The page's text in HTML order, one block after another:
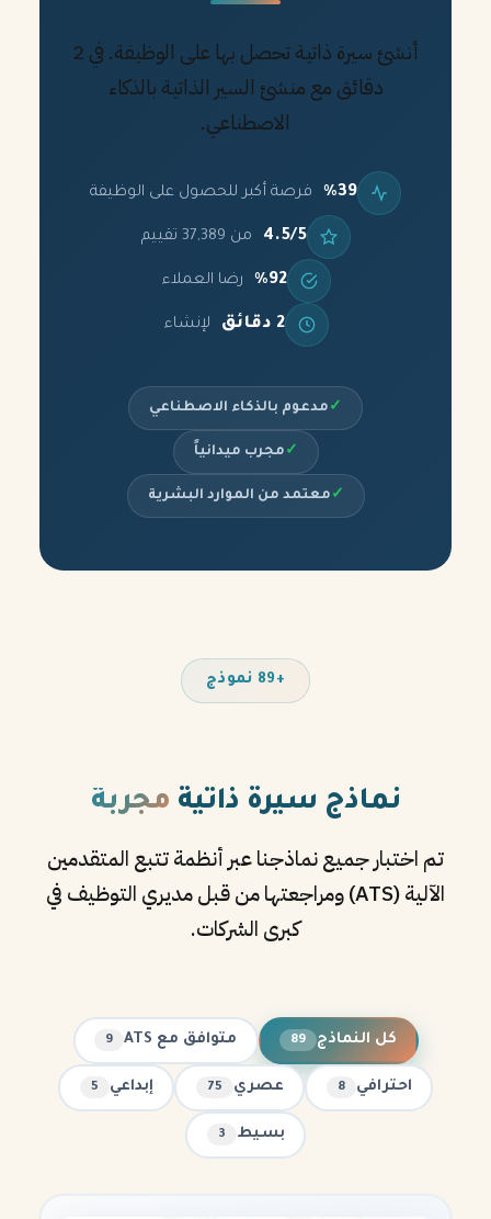
أنشئ سيرة ذاتية تحصل بها على الوظيفة. في 2
دقائق مع منشئ السير الذاتية بالذكاء
الاصطناعي.
%39 فرصة أكبر للحصول على الوظيفة
4.5/5 من 37,389 تقييم
%92 رضا العملاء
2 دقائق لإنشاء
✓ مدعوم بالذكاء الاصطناعي
✓ مجرب ميدانياً
✓ معتمد من الموارد البشرية
+89 نموذج
نماذج سيرة ذاتية مجربة
تم اختبار جميع نماذجنا عبر أنظمة تتبع المتقدمين
الآلية (ATS) ومراجعتها من قبل مديري التوظيف في
كبرى الشركات.
كل النماذج 89 متوافق مع ATS 9
احترافي 8 عصري 75 إبداعي 5
بسيط 3